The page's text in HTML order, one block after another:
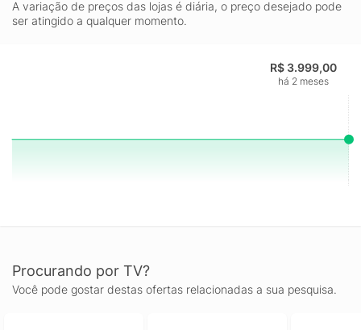
A variação de preços das lojas é diária, o preço desejado pode
ser atingido a qualquer momento.
R$ 3.999,00
há 2 meses
Procurando por TV?
Você pode gostar destas ofertas relacionadas a sua pesquisa.